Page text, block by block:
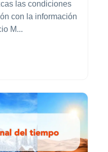
las condiciones
con la información
M...